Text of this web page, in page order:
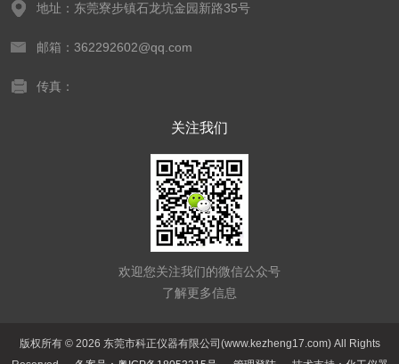
地址：东莞寮步镇石龙坑金园新路35号
邮箱：362292602@qq.com
传真：
关注我们
欢迎您关注我们的微信公众号
了解更多信息
版权所有 © 2026 东莞市科正仪器有限公司(www.kezheng17.com) All Rights